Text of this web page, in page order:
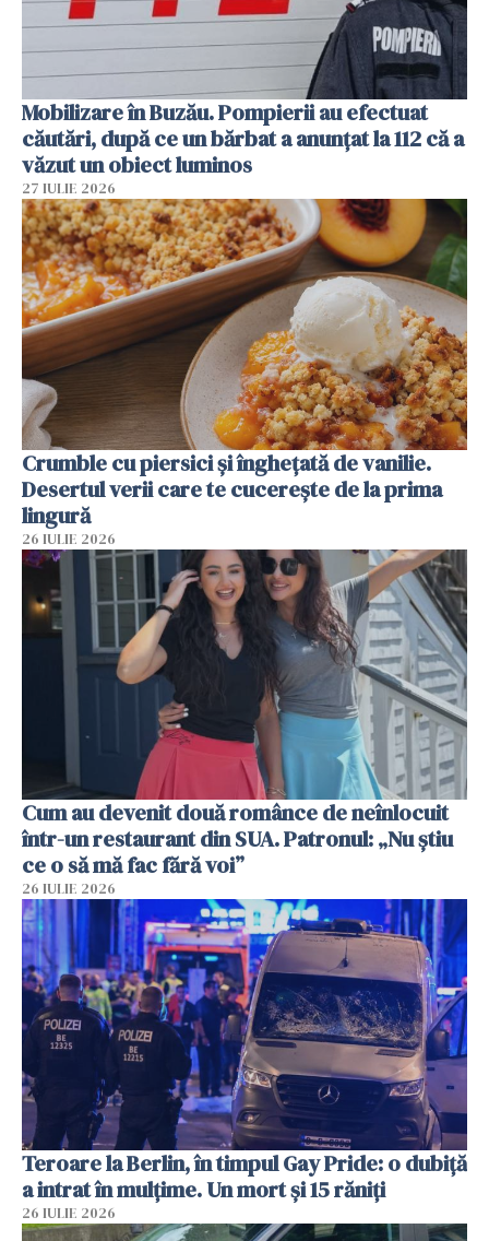
Mobilizare în Buzău. Pompierii au efectuat
căutări, după ce un bărbat a anunțat la 112 că a
văzut un obiect luminos
27 IULIE 2026
Crumble cu piersici și înghețată de vanilie.
Desertul verii care te cucerește de la prima
lingură
26 IULIE 2026
Cum au devenit două românce de neînlocuit
într-un restaurant din SUA. Patronul: „Nu știu
ce o să mă fac fără voi”
26 IULIE 2026
Teroare la Berlin, în timpul Gay Pride: o dubiță
a intrat în mulțime. Un mort și 15 răniți
26 IULIE 2026